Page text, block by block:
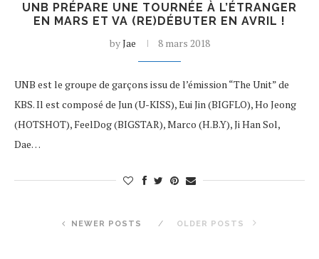
UNB PRÉPARE UNE TOURNÉE À L’ÉTRANGER
EN MARS ET VA (RE)DÉBUTER EN AVRIL !
byJae 8 mars 2018
UNB est le groupe de garçons issu de l’émission “The Unit” de
KBS. Il est composé de Jun (U-KISS), Eui Jin (BIGFLO), Ho Jeong
(HOTSHOT), FeelDog (BIGSTAR), Marco (H.B.Y), Ji Han Sol,
Dae…
NEWER POSTS OLDER POSTS